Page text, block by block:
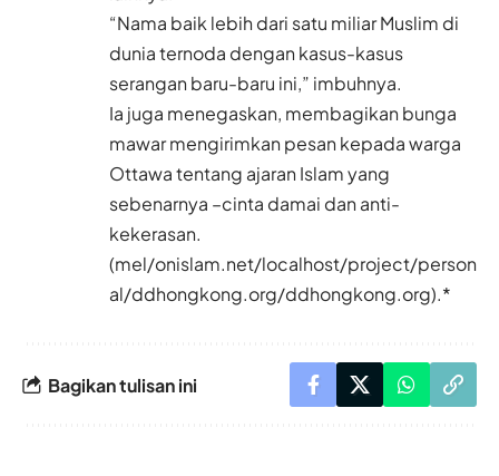
“Nama baik lebih dari satu miliar Muslim di
dunia ternoda dengan kasus-kasus
serangan baru-baru ini,” imbuhnya.
Ia juga menegaskan, membagikan bunga
mawar mengirimkan pesan kepada warga
Ottawa tentang ajaran Islam yang
sebenarnya –cinta damai dan anti-
kekerasan.
(mel/onislam.net/localhost/project/person
al/ddhongkong.org/ddhongkong.org).*
Bagikan tulisan ini